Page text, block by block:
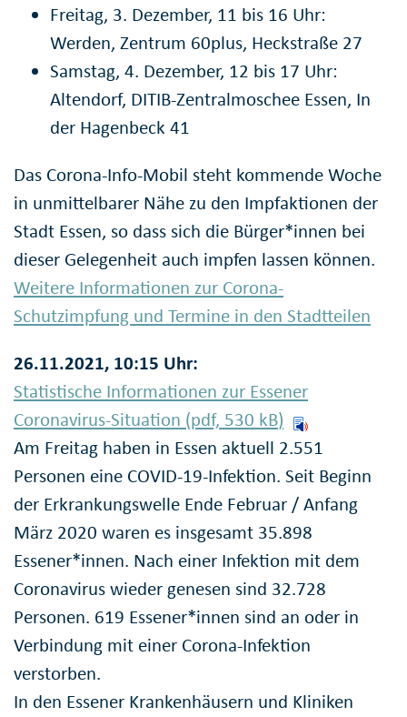
Freitag, 3. Dezember, 11 bis 16 Uhr:
Werden, Zentrum 60plus, Heckstraße 27
Samstag, 4. Dezember, 12 bis 17 Uhr:
Altendorf, DITIB-Zentralmoschee Essen, In
der Hagenbeck 41
Das Corona-Info-Mobil steht kommende Woche
in unmittelbarer Nähe zu den Impfaktionen der
Stadt Essen, so dass sich die Bürger*innen bei
dieser Gelegenheit auch impfen lassen können.
Weitere Informationen zur Corona-
Schutzimpfung und Termine in den Stadtteilen
26.11.2021, 10:15 Uhr:
Statistische Informationen zur Essener
Coronavirus-Situation (pdf, 530 kB)
Am Freitag haben in Essen aktuell 2.551
Personen eine COVID-19-Infektion. Seit Beginn
der Erkrankungswelle Ende Februar / Anfang
März 2020 waren es insgesamt 35.898
Essener*innen. Nach einer Infektion mit dem
Coronavirus wieder genesen sind 32.728
Personen. 619 Essener*innen sind an oder in
Verbindung mit einer Corona-Infektion
verstorben.
In den Essener Krankenhäusern und Kliniken